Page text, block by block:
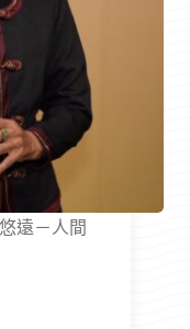
遠－人間